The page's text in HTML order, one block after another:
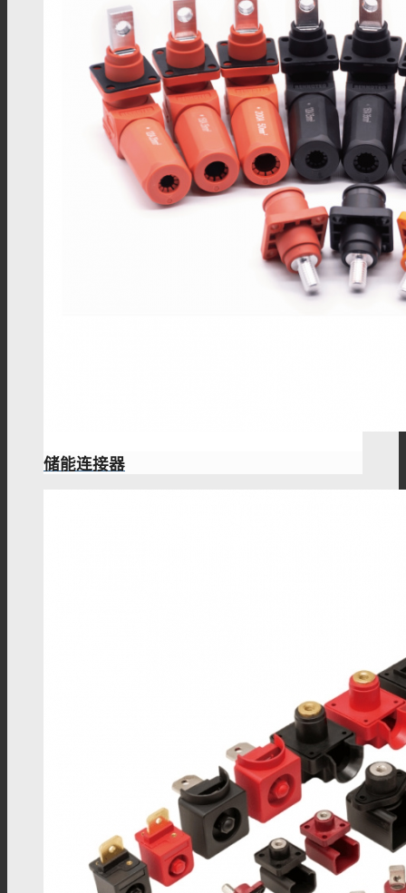
储能连接器